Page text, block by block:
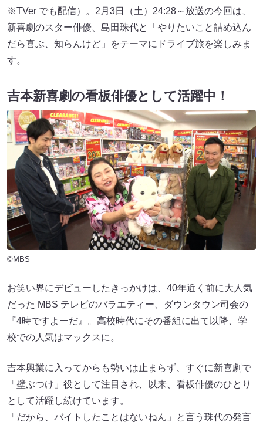
※TVer でも配信）。2月3日（土）24:28～放送の今回は、
新喜劇のスター俳優、島田珠代と「やりたいこと詰め込ん
だら喜ぶ、知らんけど」をテーマにドライブ旅を楽しみま
す。
吉本新喜劇の看板俳優として活躍中！
©MBS
お笑い界にデビューしたきっかけは、40年近く前に大人気
だった MBS テレビのバラエティー、ダウンタウン司会の
『4時ですよーだ』。高校時代にその番組に出て以降、学
校での人気はマックスに。
吉本興業に入ってからも勢いは止まらず、すぐに新喜劇で
「壁ぶつけ」役として注目され、以来、看板俳優のひとり
として活躍し続けています。
「だから、バイトしたことはないねん」と言う珠代の発言